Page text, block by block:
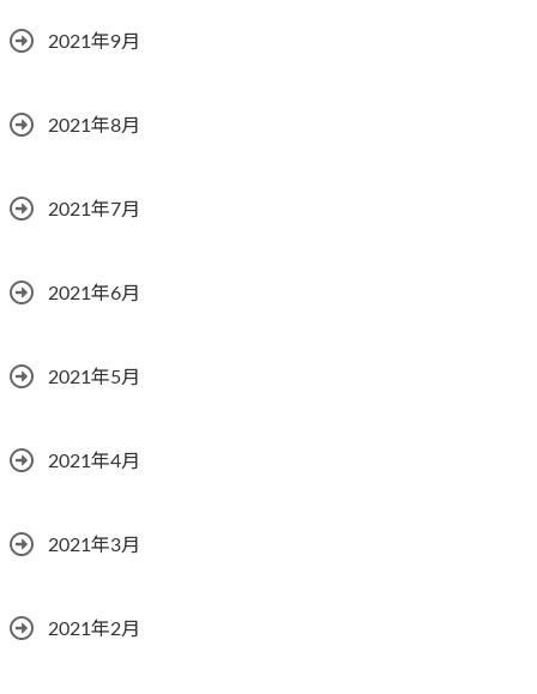
2021年9月
2021年8月
2021年7月
2021年6月
2021年5月
2021年4月
2021年3月
2021年2月